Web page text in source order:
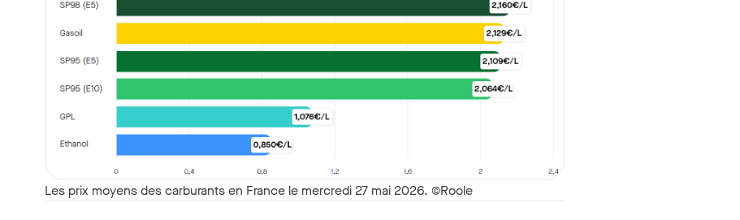
Les prix moyens des carburants en France le mercredi 27 mai 2026. ©Roole